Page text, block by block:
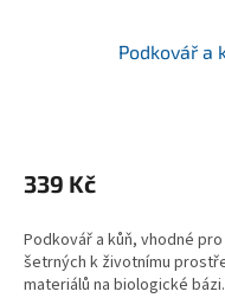
Podkovář a
339 Kč
Podkovář a kůň, vhodné
šetrných k životnímu
materiálů na biologické bázi.